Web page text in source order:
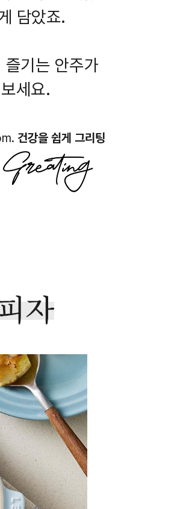
담았죠.
기는 안주가
세요.
건강을 쉽게 그리팅